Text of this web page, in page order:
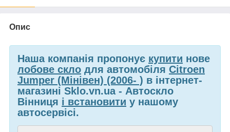
Опис
Наша компанія пропонує купити нове
лобове скло для автомобіля Citroen
Jumper (Мінівен) (2006- ) в інтернет-
магазині Sklo.vn.ua - Автоскло
Вінниця і встановити у нашому
автосервісі.